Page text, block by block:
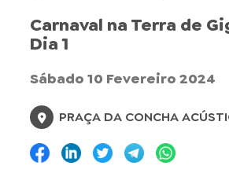
Carnaval na Terra de
Dia 1
Sábado 10 Fevereiro 2024
PRAÇA DA CONCHA